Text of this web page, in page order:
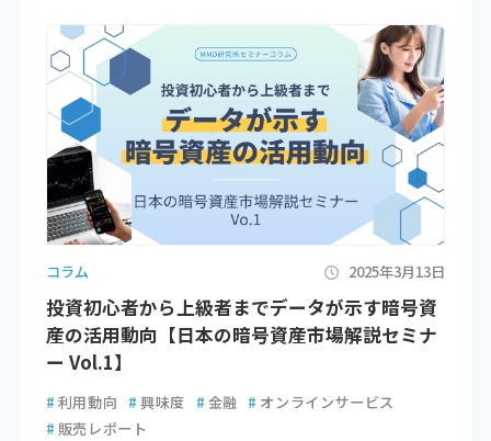
コラム 2025年3月13日
投資初心者から上級者までデータが示す暗号資
産の活用動向【日本の暗号資産市場解説セミナ
ー Vol.1】
# 利用動向 # 興味度 # 金融 # オンラインサービス
# 販売レポート